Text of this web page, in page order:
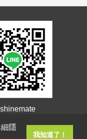
隱
我知道了！